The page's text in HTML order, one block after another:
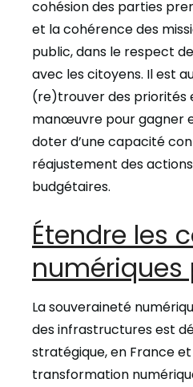
cohésion des parties
et la cohérence des
public, dans le respect
avec les citoyens. Il est
(re)trouver des priorités
manœuvre pour gagner
doter d’une capacité
réajustement des
budgétaires.
Étendre les
numériques
La souveraineté
des infrastructures est
stratégique, en France
transformation